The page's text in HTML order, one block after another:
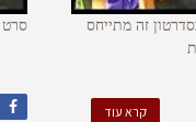
זה מתייחס
קרא עוד
סרט